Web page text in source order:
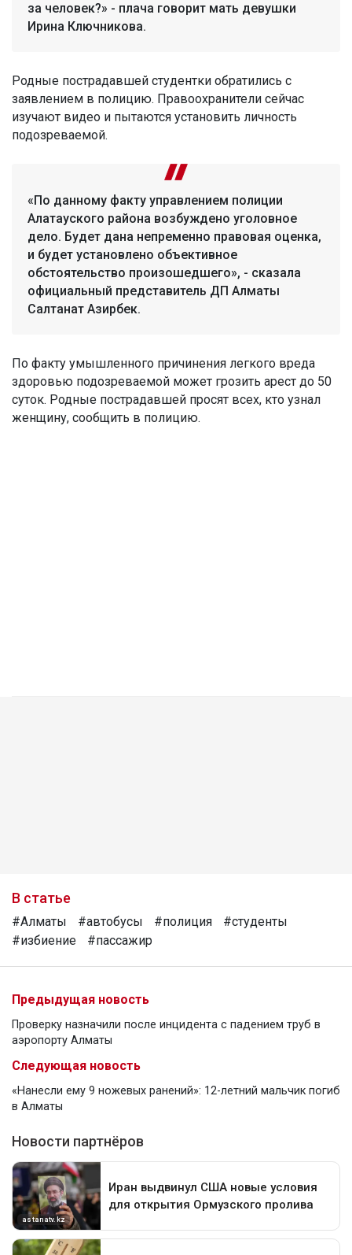
за человек?» - плача говорит мать девушки
Ирина Ключникова.
Родные пострадавшей студентки обратились с
заявлением в полицию. Правоохранители сейчас
изучают видео и пытаются установить личность
подозреваемой.
«По данному факту управлением полиции
Алатауского района возбуждено уголовное
дело. Будет дана непременно правовая оценка,
и будет установлено объективное
обстоятельство произошедшего», - сказала
официальный представитель ДП Алматы
Салтанат Азирбек.
По факту умышленного причинения легкого вреда
здоровью подозреваемой может грозить арест до 50
суток. Родные пострадавшей просят всех, кто узнал
женщину, сообщить в полицию.
В статье
#Алматы #автобусы #полиция
#студенты
#избиение
#пассажир
Предыдущая новость
Проверку назначили после инцидента с падением труб в
аэропорту Алматы
Следующая новость
«Нанесли ему 9 ножевых ранений»: 12-летний мальчик погиб
в Алматы